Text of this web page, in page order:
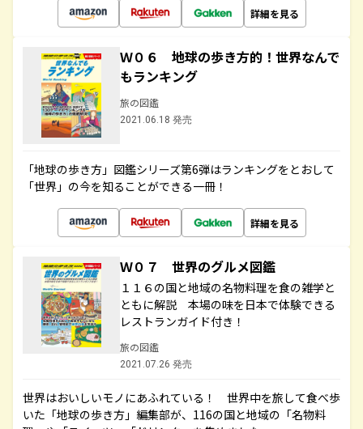
詳細を見る
Ｗ０６ 地球の歩き方的！世界なんで
もランキング
旅の図鑑
2021.06.18 発売
「地球の歩き方」図鑑シリーズ第6弾はランキングをとおして
「世界」の今を知ることができる一冊！
詳細を見る
Ｗ０７ 世界のグルメ図鑑
１１６の国と地域の名物料理を食の雑学と
ともに解説 本場の味を日本で体験できる
レストランガイド付き！
旅の図鑑
2021.07.26 発売
世界はおいしいモノにあふれている！ 世界中を旅して食べ歩
いた「地球の歩き方」編集部が、116の国と地域の「名物料